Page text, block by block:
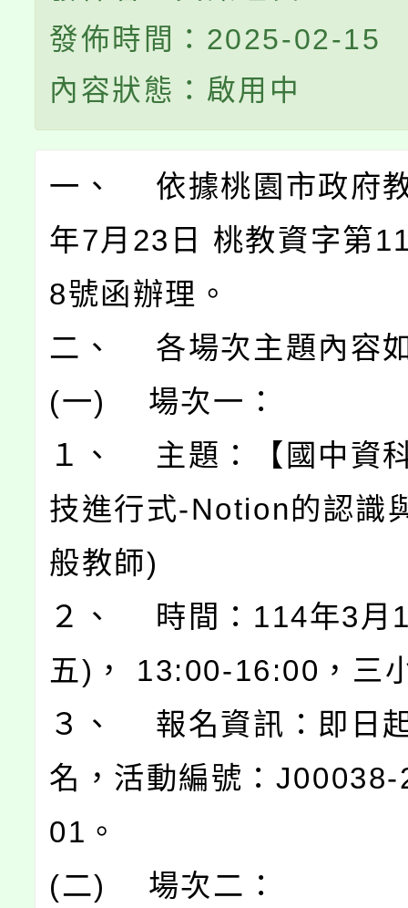
發佈時間：2025-02-15
內容狀態：啟用中
一、 依據桃園市政府
年7月23日 桃教資字第
8號函辦理。
二、 各場次主題內容
(一) 場次一：
１、 主題：【國中資
技進行式-Notion的認識
般教師)
２、 時間：114年3月
五)， 13:00-16:00，三
３、 報名資訊：即日
名，活動編號：
01。
(二) 場次二：